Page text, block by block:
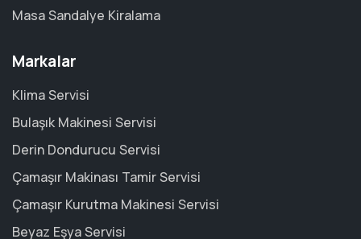
Masa Sandalye Kiralama
Markalar
Klima Servisi
Bulaşık Makinesi Servisi
Derin Dondurucu Servisi
Çamaşır Makinası Tamir Servisi
Çamaşır Kurutma Makinesi Servisi
Beyaz Eşya Servisi